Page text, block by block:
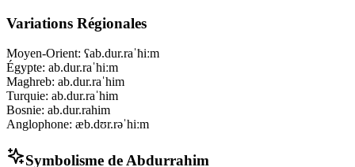
Variations Régionales
Moyen-Orient: ʕab.dur.raˈħiːm
Égypte: ab.dur.raˈhiːm
Maghreb: ab.dur.raˈhim
Turquie: ab.dur.raˈhim
Bosnie: ab.dur.rahim
Anglophone: æb.dʊr.rəˈhiːm
Symbolisme de Abdurrahim